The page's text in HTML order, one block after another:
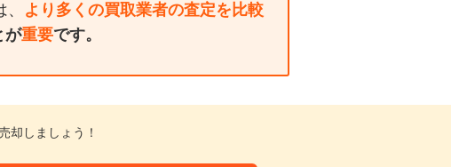
より多くの買取業者の査定を比較
が重要です。
却しましょう！